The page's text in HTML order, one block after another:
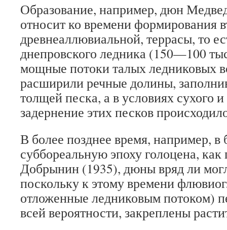
Образование, например, дюн
относит ко времени формирования
древнеаллювиальной, террасы, то
днепровского ледника (150—100
мощные потоки талых ледниковых
расширили речные долины,
толщей песка, а в условиях сухого
задернение этих песков
В более позднее время, например,
суббореальную эпоху голоцена,
Добрынин (1935), дюны вряд ли
поскольку к этому времени
отложенные ледниковым потоком)
всей вероятности, закреплены